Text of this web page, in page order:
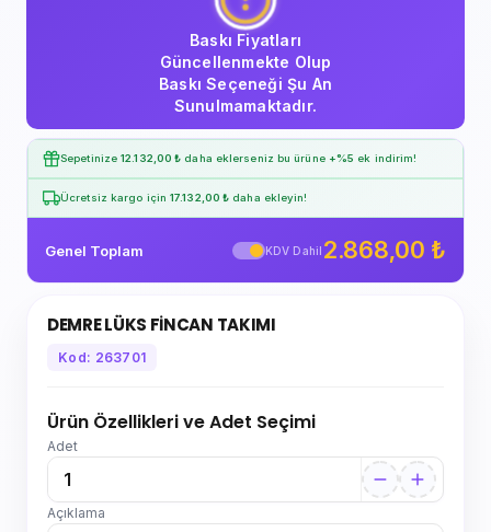
Baskı Fiyatları
Güncellenmekte Olup
Baskı Seçeneği Şu An
Sunulmamaktadır.
Sepetinize12.132,00 ₺ daha eklerseniz bu ürüne +%5 ek indirim!
Ücretsiz kargo için 17.132,00 ₺ daha ekleyin!
Genel Toplam KDV Dahil 2.868,00 ₺
DEMRE LÜKS FİNCAN TAKIMI
Kod: 263701
Ürün Özellikleri ve Adet Seçimi
Adet
Açıklama